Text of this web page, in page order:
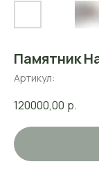
Памятник
Артикул:
120000,00 р.